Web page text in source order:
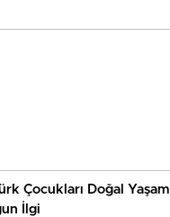
Çocukları Doğal Yaşam
İlgi